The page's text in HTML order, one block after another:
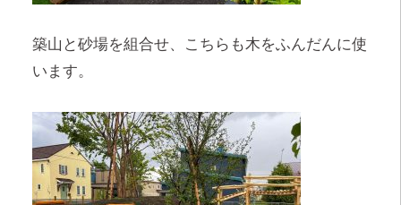
築山と砂場を組合せ、こちらも木をふんだんに使
います。